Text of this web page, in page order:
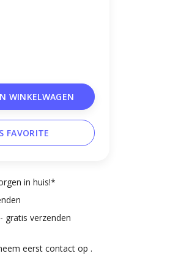
WINKELWAGEN
FAVORITE
in huis!*
gratis verzenden
eerst contact op .